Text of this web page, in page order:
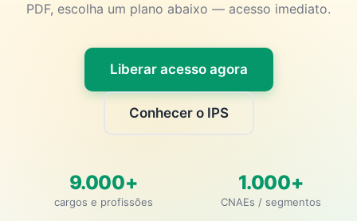
PDF, escolha um plano abaixo — acesso imediato.
Liberar acesso agora
Conhecer o IPS
9.000+
cargos e profissões
1.000+
CNAEs / segmentos